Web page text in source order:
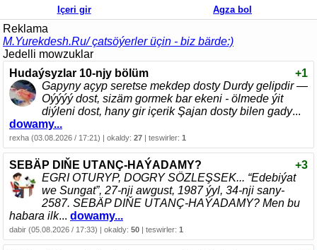
Içeri gir Agza bol
Reklama
M.Yurekdesh.Ru/ çatsöýerler üçin - biz bärde:)
Jedelli mowzuklar
Hudaýsyzlar 10-njy bölüm
+1
Gapyny açyp seretse mekdep dosty Durdy gelipdir —
Oýýýý dost, sizäm gormek bar ekeni - ölmede ýit
diýleni dost, hany gir içerik Şajan dosty bilen gady...
dowamy...
rexha (03.08.2026 / 17:21) | okaldy: 27 | teswirler: 1
SEBÄP DIŇE UTАNÇ-HАÝADАMY?
+3
EGRI ОTURYP, DОGRY SÖZLEŞSEK... “Edebiýat
we Sungаt”, 27-nji аwgust, 1987 ýyl, 34-nji sаny-
2587. SEBÄP DIŇE UTАNÇ-HАÝADАMY? Men bu
hаbаrа ilk... dowamy...
dabir (05.08.2026 / 17:33) | okaldy: 50 | teswirler: 1